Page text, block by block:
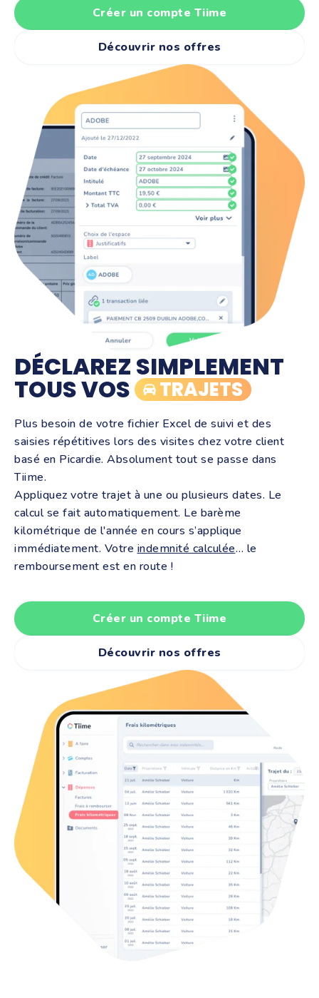
Créer un compte Tiime
Découvrir nos offres
DÉCLAREZ SIMPLEMENT
TOUS VOS TRAJETS
Plus besoin de votre fichier Excel de suivi et des
saisies répétitives lors des visites chez votre client
basé en Picardie. Absolument tout se passe dans
Tiime.
Appliquez votre trajet à une ou plusieurs dates. Le
calcul se fait automatiquement. Le barème
kilométrique de l'année en cours s’applique
immédiatement. Votre indemnité calculée… le
remboursement est en route !
Créer un compte Tiime
Découvrir nos offres